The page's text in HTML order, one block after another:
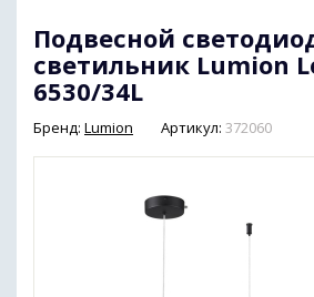
Подвесной
светильник Lumion
6530/34L
Бренд: Lumion Артикул: 372060